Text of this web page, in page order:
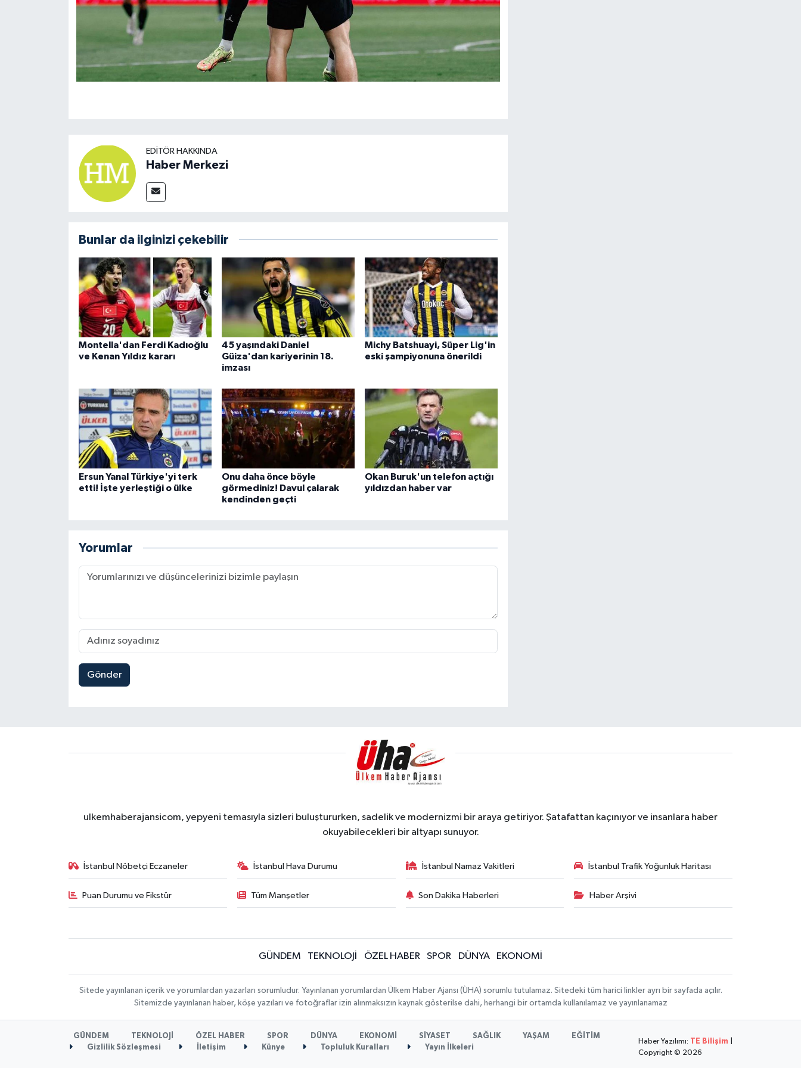
EDITÖR HAKKINDA
Haber Merkezi
Bunlar da ilginizi çekebilir
Montella'dan Ferdi Kadıoğlu
ve Kenan Yıldız kararı
45 yaşındaki Daniel
Güiza'dan kariyerinin 18.
imzası
Michy Batshuayi, Süper Lig'in
eski şampiyonuna önerildi
Ersun Yanal Türkiye'yi terk
etti! İşte yerleştiği o ülke
Onu daha önce böyle
görmediniz! Davul çalarak
kendinden geçti
Okan Buruk'un telefon açtığı
yıldızdan haber var
Yorumlar
Gönder
ulkemhaberajansicom, yepyeni temasıyla sizleri buluştururken, sadelik ve modernizmi bir araya getiriyor. Şatafattan kaçınıyor ve insanlara haber
okuyabilecekleri bir altyapı sunuyor.
İstanbul Nöbetçi Eczaneler İstanbul Hava Durumu İstanbul Namaz Vakitleri İstanbul Trafik Yoğunluk Haritası
Puan Durumu ve Fikstür Tüm Manşetler Son Dakika Haberleri Haber Arşivi
GÜNDEM TEKNOLOJİ ÖZEL HABER SPOR DÜNYA EKONOMİ
Sitede yayınlanan içerik ve yorumlardan yazarları sorumludur. Yayınlanan yorumlardan Ülkem Haber Ajansı (ÜHA) sorumlu tutulamaz. Sitedeki tüm harici linkler ayrı bir sayfada açılır.
Sitemizde yayınlanan haber, köşe yazıları ve fotoğraflar izin alınmaksızın kaynak gösterilse dahi, herhangi bir ortamda kullanılamaz ve yayınlanamaz
GÜNDEM TEKNOLOJİ ÖZEL HABER SPOR DÜNYA EKONOMİ SİYASET SAĞLIK YAŞAM
EĞİTİM
Gizlilik Sözleşmesi
İletişim Künye Topluluk Kuralları Yayın İlkeleri
Haber Yazılımı: TE Bilişim
Copyright © 2026